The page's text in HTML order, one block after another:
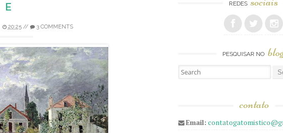
E
20:25// 3 COMMENTS
REDES
PESQUISAR NO
Pesquisar
contato
Email: